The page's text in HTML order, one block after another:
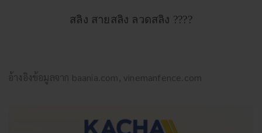
สลิง สายสลิง ลวดสลิง ????
อ้างอิงข้อมูลจาก baania.com vinemanfence.com